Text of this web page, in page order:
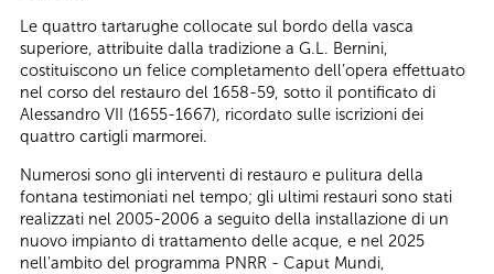
Le quattro tartarughe collocate sul bordo della vasca
superiore, attribuite dalla tradizione a G.L. Bernini,
costituiscono un felice completamento dell’opera effettuato
nel corso del restauro del 1658-59, sotto il pontificato di
Alessandro VII (1655-1667), ricordato sulle iscrizioni dei
quattro cartigli marmorei.
Numerosi sono gli interventi di restauro e pulitura della
fontana testimoniati nel tempo; gli ultimi restauri sono stati
realizzati nel 2005-2006 a seguito della installazione di un
nuovo impianto di trattamento delle acque, e nel 2025
nell'ambito del programma PNRR - Caput Mundi,